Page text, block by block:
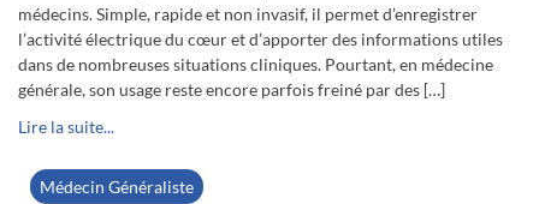
médecins. Simple, rapide et non invasif, il permet d’enregistrer
l’activité électrique du cœur et d’apporter des informations utiles
dans de nombreuses situations cliniques. Pourtant, en médecine
générale, son usage reste encore parfois freiné par des […]
Lire la suite...
Médecin Généraliste